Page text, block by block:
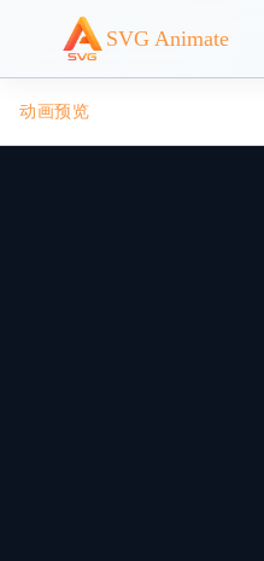
SVG Animate
动画预览